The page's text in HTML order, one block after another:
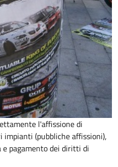
l'affissione di
(pubbliche affissioni),
e pagamento dei diritti di